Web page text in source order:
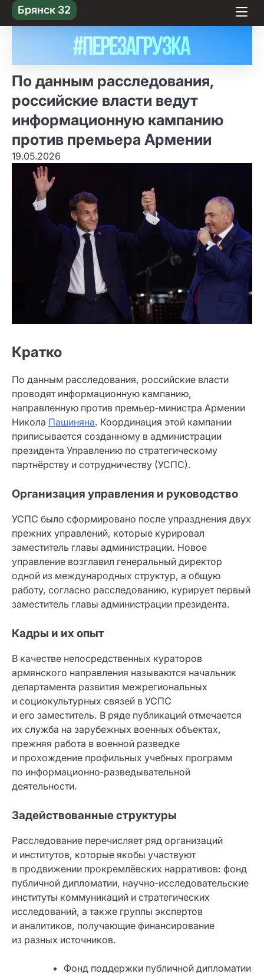
Skip
to content
Брянск 32
По данным расследования,
российские власти ведут
информационную кампанию
против премьера Армении
19.05.2026
Кратко
По данным расследования, российские власти
проводят информационную кампанию,
направленную против премьер‑министра Армении
Никола Пашиняна. Координация этой кампании
приписывается созданному в администрации
президента Управлению по стратегическому
партнёрству и сотрудничеству (УСПС).
Организация управления и руководство
УСПС было сформировано после упразднения двух
прежних управлений, которые курировал
заместитель главы администрации. Новое
управление возглавил генеральный директор
одной из международных структур, а общую
работу, согласно расследованию, курирует первый
заместитель главы администрации президента.
Кадры и их опыт
В качестве непосредственных кураторов
армянского направления называются начальник
департамента развития межрегиональных
и социокультурных связей в УСПС
и его заместитель. В ряде публикаций отмечается
их служба на зарубежных военных объектах,
прежняя работа в военной разведке
и прохождение профильных учебных программ
по информационно‑разведывательной
деятельности.
Задействованные структуры
Расследование перечисляет ряд организаций
и институтов, которые якобы участвуют
в продвижении прокремлёвских нарративов: фонд
публичной дипломатии, научно‑исследовательские
институты коммуникаций и стратегических
исследований, а также группы экспертов
и аналитиков, получающие финансирование
из разных источников.
Фонд поддержки публичной дипломатии